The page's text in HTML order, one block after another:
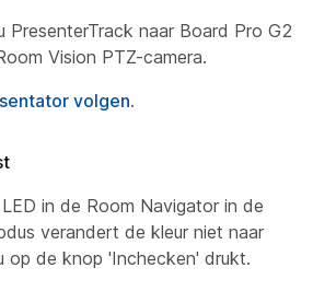
PresenterTrack naar Board Pro G2
Vision PTZ-camera.
volgen.
in de Room Navigator in de
verandert de kleur niet naar
op de knop 'Inchecken' drukt.